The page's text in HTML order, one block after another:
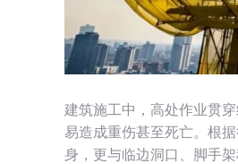
建筑施工中，高处作业贯
易造成重伤甚至死亡。根
身，更与临边洞口、脚手